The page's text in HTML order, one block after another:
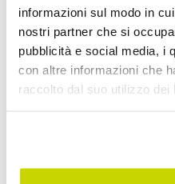
informazioni sul modo in
nostri partner che si
pubblicità e social media, i
con altre informazioni che
raccolto dal suo utilizzo dei
Lampade a